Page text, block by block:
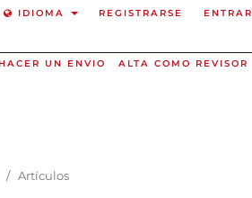
HACER UN ENVIO ALTA COMO REVISOR
IDIOMA REGISTRARSE ENTRAR
/ Artículos